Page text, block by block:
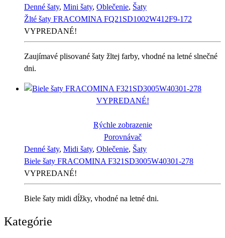
Denné šaty, Mini šaty, Oblečenie, Šaty
Žlté šaty FRACOMINA FQ21SD1002W412F9-172
VYPREDANÉ!
Zaujímavé plisované šaty žltej farby, vhodné na letné slnečné
dni.
VYPREDANÉ!
Rýchle zobrazenie
Porovnávač
Denné šaty, Midi šaty, Oblečenie, Šaty
Biele šaty FRACOMINA F321SD3005W40301-278
VYPREDANÉ!
Biele šaty midi dĺžky, vhodné na letné dni.
Kategórie